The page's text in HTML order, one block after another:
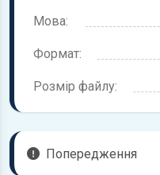
Мова:
Формат:
Розмір файлу:
Попередження